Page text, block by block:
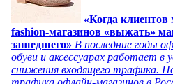
«Когда
fashion-магазинов «выжать»
зашедшего» В последние годы
обуви и аксессуарах работает в
снижения входящего трафика.